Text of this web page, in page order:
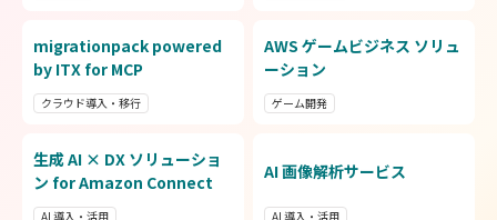
migrationpack powered
by ITX for MCP
クラウド導入・移行
AWS ゲームビジネス ソリュ
ーション
ゲーム開発
生成 AI × DX ソリューショ
ン for Amazon Connect
AI 導入・活用
AI 画像解析サービス
AI 導入・活用